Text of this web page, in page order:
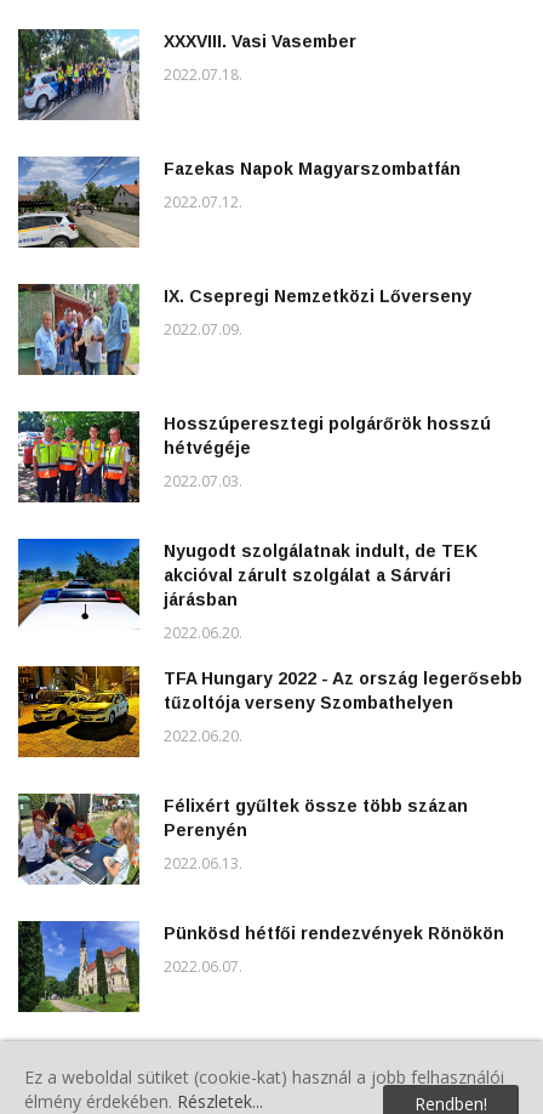
XXXVIII. Vasi Vasember
2022.07.18.
Fazekas Napok Magyarszombatfán
2022.07.12.
IX. Csepregi Nemzetközi Lőverseny
2022.07.09.
Hosszúperesztegi polgárőrök hosszú
hétvégéje
2022.07.03.
Nyugodt szolgálatnak indult, de TEK
akcióval zárult szolgálat a Sárvári
járásban
2022.06.20.
TFA Hungary 2022 - Az ország legerősebb
tűzoltója verseny Szombathelyen
2022.06.20.
Félixért gyűltek össze több százan
Perenyén
2022.06.13.
Pünkösd hétfői rendezvények Rönökön
2022.06.07.
2022.06.04.
Ez a weboldal sütiket (cookie-kat) használ a jobb felhasználói
élmény érdekében. Részletek... Rendben!